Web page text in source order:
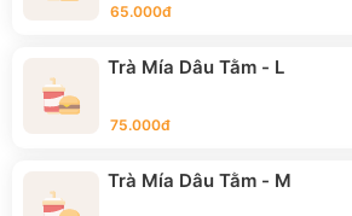
65.000đ
Trà Mía Dâu Tằm - L
75.000đ
Trà Mía Dâu Tằm - M